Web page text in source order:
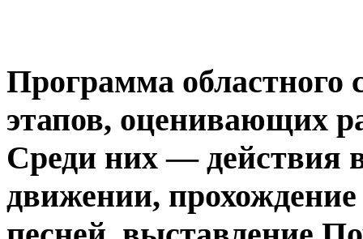
Программа областного
этапов, оценивающих
Среди них — действия
движении,